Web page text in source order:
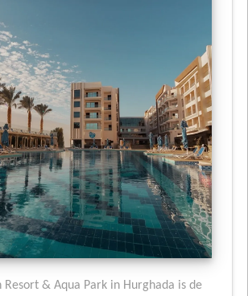
Resort & Aqua Park in Hurghada is de